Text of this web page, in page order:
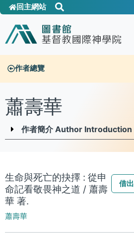
回主網站
作者總覽
蕭壽華
作者簡介 Author Introduction
生命與死亡的抉擇 : 從申
命記看敬畏神之道 / 蕭壽
華 著.
蕭壽華
借出